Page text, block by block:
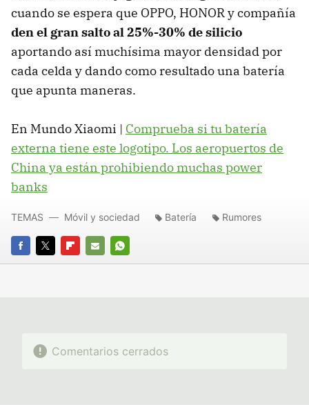
cuando se espera que OPPO, HONOR y compañía
den el gran salto al 25%-30% de silicio
aportando así muchísima mayor densidad por
cada celda y dando como resultado una batería
que apunta maneras.
En Mundo Xiaomi | Comprueba si tu batería
externa tiene este logotipo. Los aeropuertos de
China ya están prohibiendo muchas power
banks
FACEBOOK
TWITTERFLIPBOARD
E-
WHATSAPP
TEMAS Móvil y sociedad Batería Rumores
Comentarios cerrados